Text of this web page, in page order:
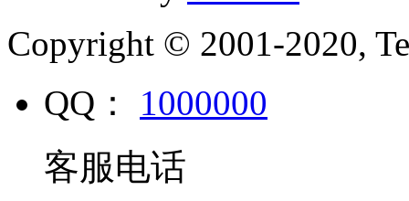
Copyright © 2001-2020,
QQ： 1000000
客服电话